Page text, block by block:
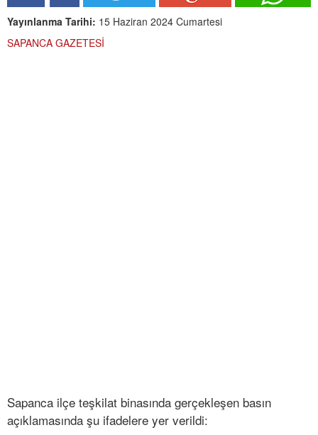
Yayınlanma Tarihi: 15 Haziran 2024 Cumartesi
SAPANCA GAZETESİ
Sapanca ilçe teşkilat binasında gerçekleşen basın
açıklamasında şu ifadelere yer verildi: